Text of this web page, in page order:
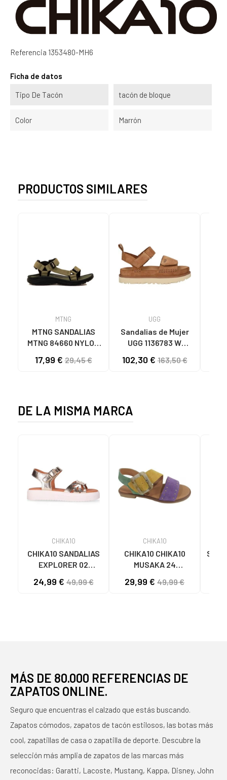
Referencia 1353480-MH6
Ficha de datos
Tipo De Tacón tacón de bloque
Color Marrón
PRODUCTOS SIMILARES
MTNG
MTNG SANDALIAS
MTNG 84660 NYLON
C59785 - - NYLON
17,99 €29,45 €
UGG
Sandalias de Mujer
UGG 1136783 W
CHESTNUT
102,30 €163,50 €
DE LA MISMA MARCA
CHIKA10
CHIKA10 SANDALIAS
EXPLORER 02
PLATAFORMA
24,99 €49,99 €
CHIKA10
CHIKA10 CHIKA10
MUSAKA 24
MULTICOLORES
29,99 € 49,99 €
MÁS DE 80.000 REFERENCIAS DE
ZAPATOS ONLINE.
Seguro que encuentras el calzado que estás buscando.
Zapatos cómodos, zapatos de tacón estilosos, las botas más
cool, zapatillas de casa o zapatilla de deporte. Descubre la
selección más amplia de zapatos de las marcas más
reconocidas: Garatti, Lacoste, Mustang, Kappa, Disney, John